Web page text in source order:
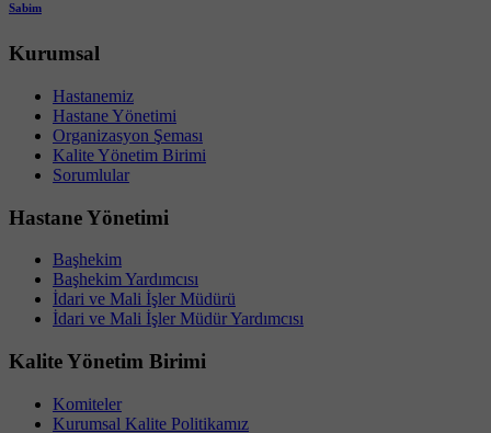
Sabim
Kurumsal
Hastanemiz
Hastane Yönetimi
Organizasyon Şeması
Kalite Yönetim Birimi
Sorumlular
Hastane Yönetimi
Başhekim
Başhekim Yardımcısı
İdari ve Mali İşler Müdürü
İdari ve Mali İşler Müdür Yardımcısı
Kalite Yönetim Birimi
Komiteler
Kurumsal Kalite Politikamız